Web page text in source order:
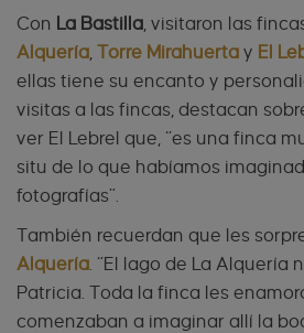
Con La Bastilla , visitaron las
Alquería Torre Mirahuerta y El
ellas tiene su encanto y
visitas a las fincas, destacan
ver El Lebrel que, “es una finca
situ de lo que habíamos
fotografías”.
También recuerdan que les
Alquería . “El lago de La Alquería
Patricia. Toda la finca les
comenzaban a imaginar allí la